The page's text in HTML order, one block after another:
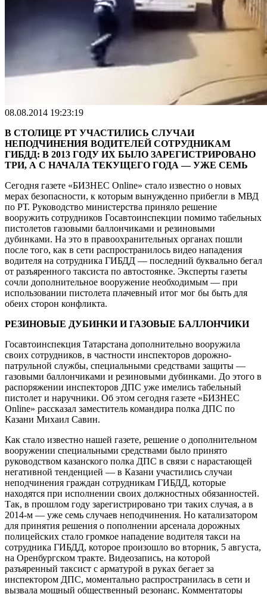
08.08.2014 19:23:19
В СТОЛИЦЕ РТ УЧАСТИЛИСЬ СЛУЧАИ
НЕПОДЧИНЕНИЯ ВОДИТЕЛЕЙ СОТРУДНИКАМ
ГИБДД: В 2013 ГОДУ ИХ БЫЛО ЗАРЕГИСТРИРОВАНО
ТРИ, А С НАЧАЛА ТЕКУЩЕГО ГОДА — УЖЕ СЕМЬ
Сегодня газете «БИЗНЕС Online» стало известно о новых
мерах безопасности, к которым вынужденно прибегли в МВД
по РТ. Руководство министерства приняло решение
вооружить сотрудников Госавтоинспекции помимо табельных
пистолетов газовыми баллончиками и резиновыми
дубинками. На это в правоохранительных органах пошли
после того, как в сети распространилось видео нападения
водителя на сотрудника ГИБДД — последний буквально бегал
от разъяренного таксиста по автостоянке. Эксперты газеты
сочли дополнительное вооружение необходимым — при
использовании пистолета плачевный итог мог бы быть для
обеих сторон конфликта.
РЕЗИНОВЫЕ ДУБИНКИ И ГАЗОВЫЕ БАЛЛОНЧИКИ
Госавтоинспекция Татарстана дополнительно вооружила
своих сотрудников, в частности инспекторов дорожно-
патрульной службы, специальными средствами защиты —
газовыми баллончиками и резиновыми дубинками. До этого в
распоряжении инспекторов ДПС уже имелись табельный
пистолет и наручники. Об этом сегодня газете «БИЗНЕС
Online» рассказал заместитель командира полка ДПС по
Казани Михаил Савин.
Как стало известно нашей газете, решение о дополнительном
вооружении специальными средствами было принято
руководством казанского полка ДПС в связи с нарастающей
негативной тенденцией — в Казани участились случаи
неподчинения граждан сотрудникам ГИБДД, которые
находятся при исполнении своих должностных обязанностей.
Так, в прошлом году зарегистрировано три таких случая, а в
2014-м — уже семь случаев неподчинения. Но катализатором
для принятия решения о пополнении арсенала дорожных
полицейских стало громкое нападение водителя такси на
сотрудника ГИБДД, которое произошло во вторник, 5 августа,
на Оренбургском тракте. Видеозапись, на которой
разъяренный таксист с арматурой в руках бегает за
инспектором ДПС, моментально распространилась в сети и
вызвала мощный общественный резонанс. Комментаторы